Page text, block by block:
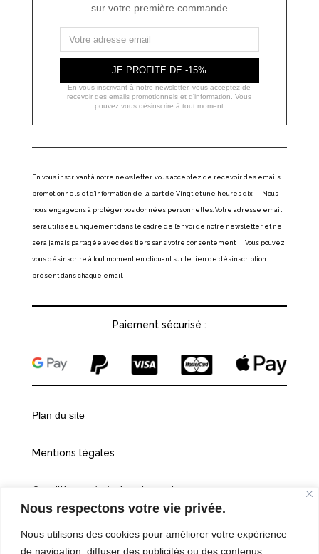
Nous respectons votre vie privée.
Nous utilisons des cookies pour améliorer votre expérience
de navigation, diffuser des publicités ou des contenus
sur votre première commande
JE PROFITE DE -15%
En vous inscrivant à notre newsletter, vous acceptez de
recevoir des emails promotionnels et d'information. Vous
pouvez vous désinscrire à tout moment
En vous inscrivant à notre newsletter, vous acceptez de recevoir des emails
promotionnels et d’information de la part de Vingt et une heures dix. Nous
nous engageons à protéger vos données personnelles. Votre adresse email
sera utilisée uniquement dans le cadre de l’envoi de notre newsletter et ne
sera jamais partagée avec des tiers sans votre consentement. Vous pouvez
vous désinscrire à tout moment en cliquant sur le lien de désinscription
présent dans chaque email.
Paiement sécurisé :
Plan du site
Mentions légales
Conditions générales de vente
Politiques de confidentialité